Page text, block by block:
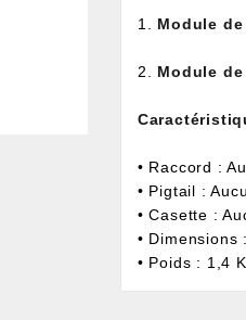
1. Module
2. Module
• Raccord :
• Pigtail :
• Casette :
• Dimensions
• Poids : 1,4